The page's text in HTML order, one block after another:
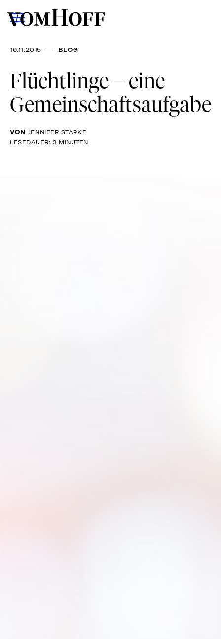
16.11.2015 — BLOG
Flüchtlinge – eine
Gemeinschaftsaufgabe
VON
JENNIFER STARKE
LESEDAUER: 3 MINUTEN